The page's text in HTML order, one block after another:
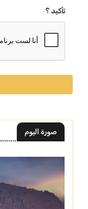
تأكيد ؟
صورة اليوم